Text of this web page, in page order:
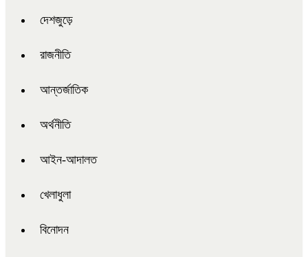
দেশজুড়ে
রাজনীতি
আন্তর্জাতিক
অর্থনীতি
আইন-আদালত
খেলাধুলা
বিনোদন